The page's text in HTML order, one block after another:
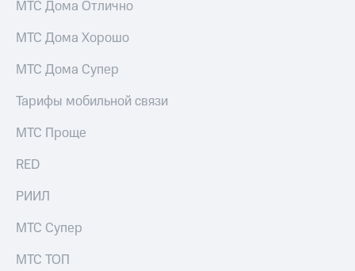
МТС Дома Отлично
МТС Дома Хорошо
МТС Дома Супер
Тарифы мобильной связи
МТС Проще
RED
РИИЛ
МТС Супер
МТС ТОП